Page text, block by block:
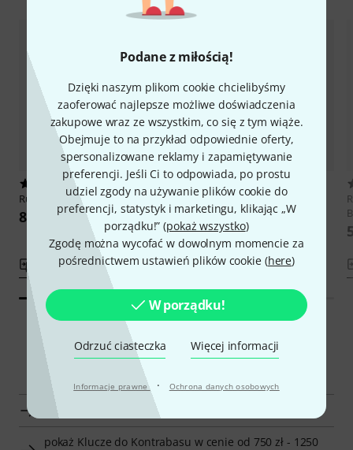
Podane z miłością!
Dzięki naszym plikom cookie chcielibyśmy
zaoferować najlepsze możliwe doświadczenia
zakupowe wraz ze wszystkim, co się z tym wiąże.
Obejmuje to na przykład odpowiednie oferty,
spersonalizowane reklamy i zapamiętywanie
preferencji. Jeśli Ci to odpowiada, po prostu
udziel zgody na używanie plików cookie do
preferencji, statystyk i marketingu, klikając „W
porządku!” (pokaż wszystko)
Zgodę można wycofać w dowolnym momencie za
pośrednictwem ustawień plików cookie (here)
W porządku!
Odrzuć ciasteczka Więcej informacji
Informacje prawne · Ochrona danych osobowych
Rubner Bass Machines 140-109d
888 zł
porównaj
RubnerTirolean Style Engraved
999 zł
porównaj
Smart Navigator
Wyświetl Rubner Klucze do Kontrabasu
pokaż Klucze do Kontrabasu w cenie od 750 zł - 1250